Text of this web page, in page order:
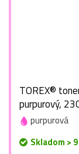
TOREX®
purpurový,
purpurová
Skladom >